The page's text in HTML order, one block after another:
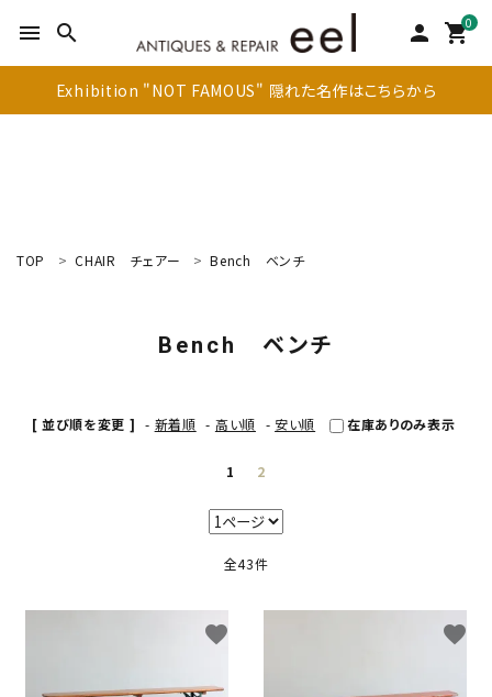
menu search person 0
shopping_cart
Exhibition "NOT FAMOUS" 隠れた名作はこちらから
search
TOP CHAIR チェアー Bench ベンチ
Bench ベンチ
[ 並び順を変更 ] - 新着順 - 高い順 - 安い順 在庫ありのみ表示
1 2
全43件
favorite favorite